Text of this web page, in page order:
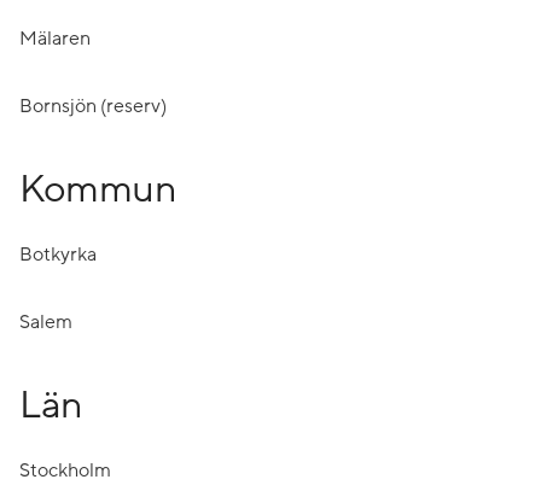
Mälaren
Bornsjön (reserv)
Kommun
Botkyrka
Salem
Län
Stockholm